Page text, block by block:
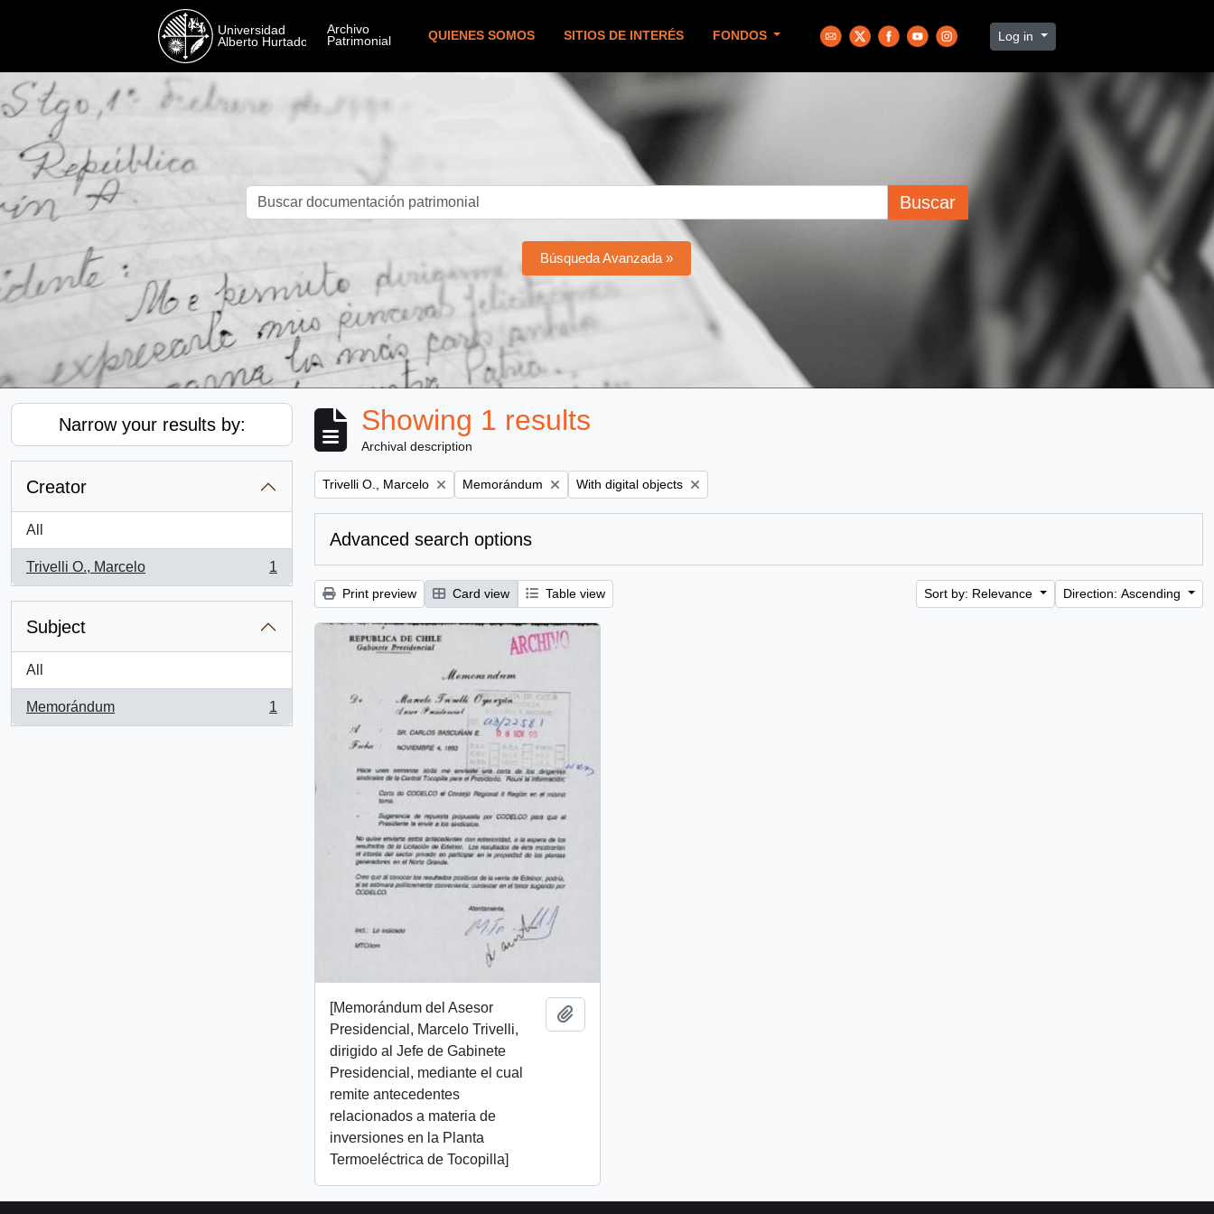
QUIENES SOMOS SITIOS DE INTERÉS FONDOS Log in
Buscar
Búsqueda Avanzada »
Narrow your results by:
Creator
All
Trivelli O., Marcelo
, 1 results
1
Subject
All
Memorándum
, 1 results
1
Showing 1 results
Archival description
Remove filter:
Trivelli O., Marcelo Remove filter:
Memorándum Remove filter:
With digital objects
Advanced search options
Print preview Card view Table view Sort by: Relevance Direction: Ascending
[Memorándum del Asesor
Presidencial, Marcelo Trivelli,
dirigido al Jefe de Gabinete
Presidencial, mediante el cual
remite antecedentes
relacionados a materia de
inversiones en la Planta
Termoeléctrica de Tocopilla]